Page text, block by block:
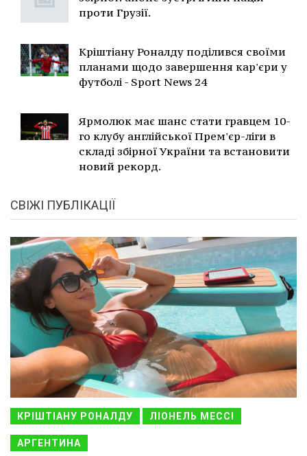
проти Грузії.
Кріштіану Роналду поділився своїми
планами щодо завершення кар'єри у
футболі - Sport News 24
Ярмолюк має шанс стати гравцем 10-
го клубу англійської Прем'єр-ліги в
складі збірної України та встановити
новий рекорд.
СВІЖІ ПУБЛІКАЦІЇ
КРІШТІАНУ РОНАЛДУ ЛІОНЕЛЬ МЕССІ
АРГЕНТИНА